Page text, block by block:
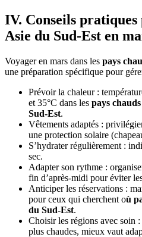
IV. Conseils
Asie du Sud-Est en
Voyager en mars dans les pays
une préparation spécifique pour
Prévoir la chaleur :
et 35°C dans les pays
Sud-Est.
Vêtements adaptés :
une protection solaire
S’hydrater régulièrement :
sec.
Adapter son rythme :
fin d’après-midi pour éviter
Anticiper les réservations :
pour ceux qui cherchent où
du Sud-Est.
Choisir les régions avec soin
plus chaudes, mieux vaut